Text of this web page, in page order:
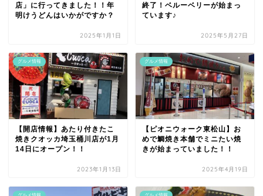
店」に行ってきました！！年
明けうどんはいかがですか？
2025年1月1日
終了！ベルーベリーが始まっ
ています♪
2025年5月27日
グルメ情報
【開店情報】あたり付きたこ
焼きクオッカ埼玉桶川店が1月
14日にオープン！！
2023年1月13日
グルメ情報
【ピオニウォーク東松山】お
めで鯛焼き本舗でミニたい焼
きが始まっていました！！
2025年4月19日
グルメ情報 グルメ情報